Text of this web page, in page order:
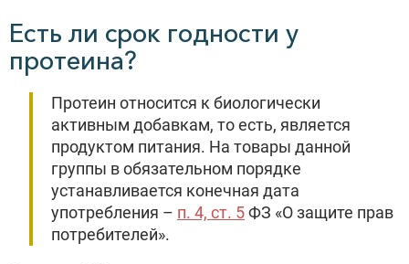
Есть ли срок годности у
протеина?
Протеин относится к биологически
активным добавкам, то есть, является
продуктом питания. На товары данной
группы в обязательном порядке
устанавливается конечная дата
употребления – п. 4, ст. 5ФЗ «О защите прав
потребителей».